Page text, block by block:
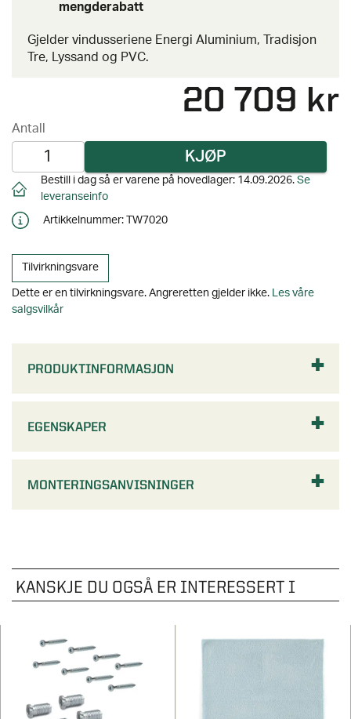
mengderabatt
Gjelder vindusseriene Energi Aluminium, Tradisjon
Tre, Lyssand og PVC.
PRODUKTINFORMASJON
EGENSKAPER
MONTERINGSANVISNINGER
KANSKJE DU OGSÅ ER INTERESSERT I